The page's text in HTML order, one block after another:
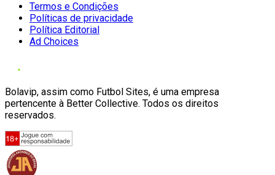
Termos e Condições
Políticas de privacidade
Política Editorial
Ad Choices
Bolavip, assim como Futbol Sites, é uma empresa
pertencente à Better Collective. Todos os direitos
reservados.